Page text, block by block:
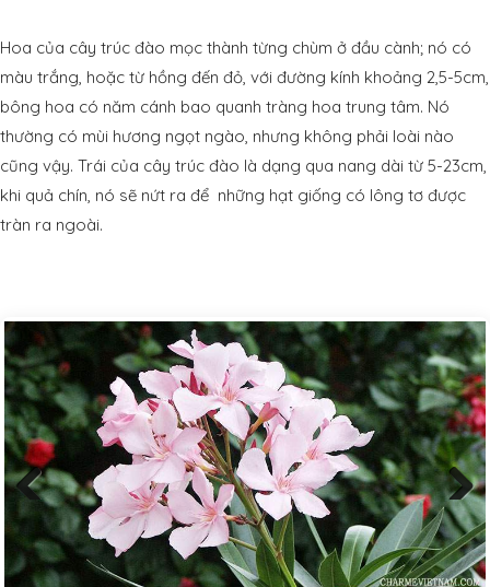
Hoa của cây trúc đào mọc thành từng chùm ở đầu cành; nó có
màu trắng, hoặc từ hồng đến đỏ, với đường kính khoảng 2,5-5cm,
bông hoa có năm cánh bao quanh tràng hoa trung tâm. Nó
thường có mùi hương ngọt ngào, nhưng không phải loài nào
cũng vậy. Trái của cây trúc đào là dạng qua nang dài từ 5-23cm,
khi quả chín, nó sẽ nứt ra để những hạt giống có lông tơ được
tràn ra ngoài.
Previous Next